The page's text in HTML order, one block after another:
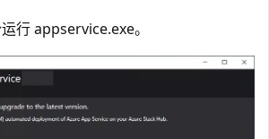
行 appservice.exe。